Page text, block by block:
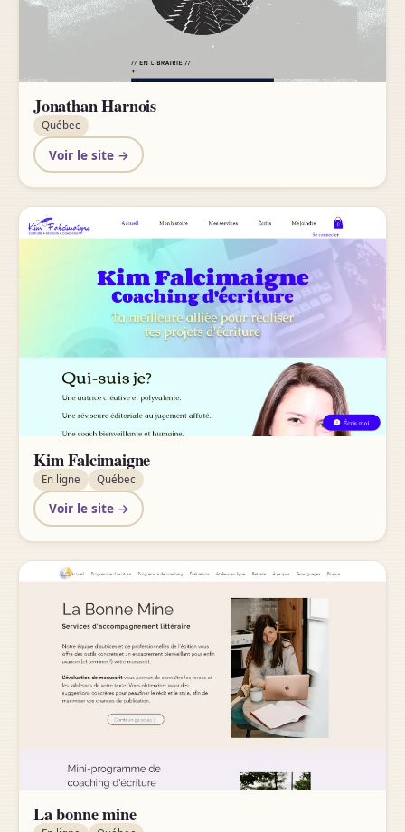
Jonathan Harnois
Québec
Voir le site →
Kim Falcimaigne
En ligne Québec
Voir le site →
La bonne mine